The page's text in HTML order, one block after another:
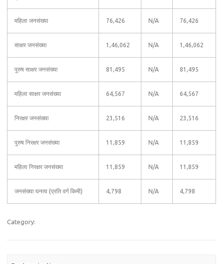
महिला जनसंख्या 76,426 N/A 76,426
साक्षर जनसंख्या 1,46,062 N/A 1,46,062
पुरुष साक्षर जनसंख्या 81,495 N/A 81,495
महिला साक्षर जनसंख्या 64,567 N/A 64,567
निरक्षर जनसंख्या 23,516 N/A 23,516
पुरुष निरक्षर जनसंख्या 11,859 N/A 11,859
महिला निरक्षर जनसंख्या 11,859 N/A 11,859
जनसंख्या घनत्व (प्रति वर्ग किमी) 4,798 N/A 4,798
Category: